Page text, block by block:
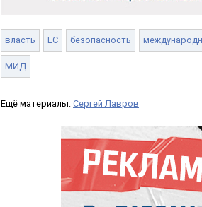
власть ЕС безопасность
МИД
Ещё материалы: Сергей Лавров